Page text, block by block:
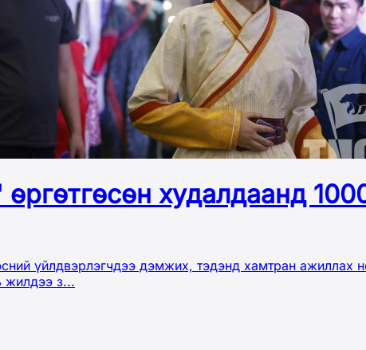
худалдаанд
үйлдвэрлэгчдээ дэмжих, тэдэнд хамтран
жилдээ з...